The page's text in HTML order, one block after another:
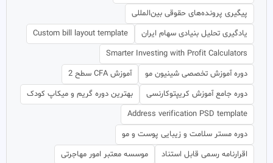
پیگیری پرونده‌های حقوقی بین‌المللی
یادگیری تحلیل بنیادی سهام ایران
Custom bill layout template
Smarter Investing with Profit Calculators
دوره آموزش تخصصی شینیون مو
آموزش CFA سطح 2
دوره جامع آموزش کریپتوکارنسی
بهترین دوره گریم و میکاپ کودک
Address verification PSD template
دوره مستر سلامت و زیبایی پوست و مو
اقرارنامه رسمی قابل استناد
موسسه معتبر امور مهاجرتی